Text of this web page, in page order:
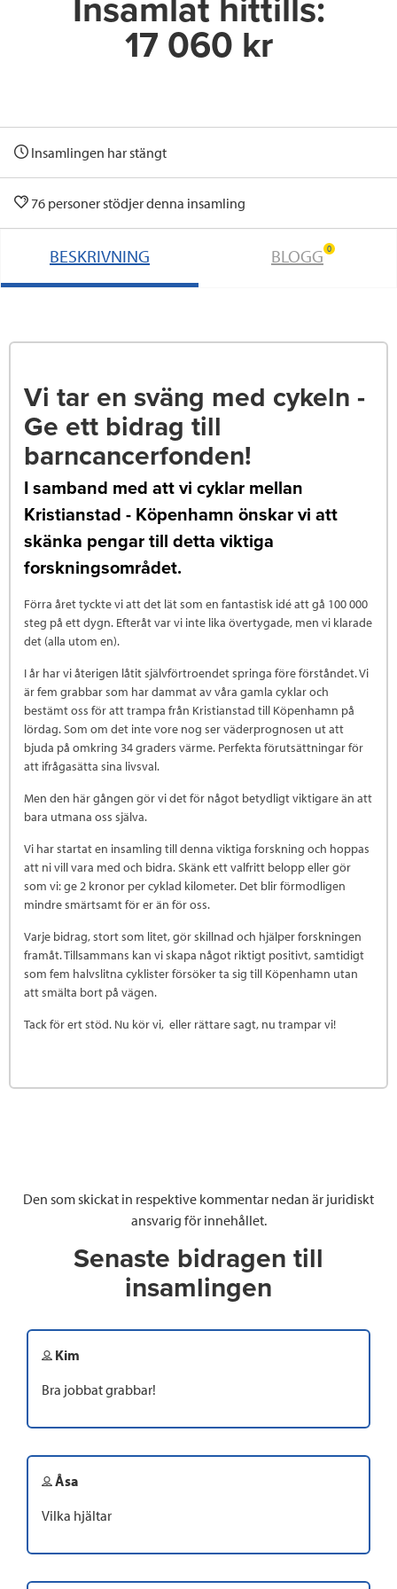
Insamlat hittills:
17 060 kr
Insamlingen har stängt
76 personer stödjer denna insamling
BESKRIVNING BLOGG 0
Vi tar en sväng med cykeln -
Ge ett bidrag till
barncancerfonden!
I samband med att vi cyklar mellan
Kristianstad - Köpenhamn önskar vi att
skänka pengar till detta viktiga
forskningsområdet.
Förra året tyckte vi att det lät som en fantastisk idé att gå 100 000
steg på ett dygn. Efteråt var vi inte lika övertygade, men vi klarade
det (alla utom en).
I år har vi återigen låtit självförtroendet springa före förståndet. Vi
är fem grabbar som har dammat av våra gamla cyklar och
bestämt oss för att trampa från Kristianstad till Köpenhamn på
lördag. Som om det inte vore nog ser väderprognosen ut att
bjuda på omkring 34 graders värme. Perfekta förutsättningar för
att ifrågasätta sina livsval.
Men den här gången gör vi det för något betydligt viktigare än att
bara utmana oss själva.
Vi har startat en insamling till denna viktiga forskning och hoppas
att ni vill vara med och bidra. Skänk ett valfritt belopp eller gör
som vi: ge 2 kronor per cyklad kilometer. Det blir förmodligen
mindre smärtsamt för er än för oss.
Varje bidrag, stort som litet, gör skillnad och hjälper forskningen
framåt. Tillsammans kan vi skapa något riktigt positivt, samtidigt
som fem halvslitna cyklister försöker ta sig till Köpenhamn utan
att smälta bort på vägen.
Tack för ert stöd. Nu kör vi, eller rättare sagt, nu trampar vi!
Den som skickat in respektive kommentar nedan är juridiskt
ansvarig för innehållet.
Senaste bidragen till
insamlingen
Kim
Bra jobbat grabbar!
Åsa
Vilka hjältar